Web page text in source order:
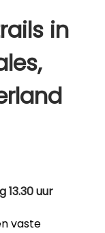
in
13.30 uur
vaste